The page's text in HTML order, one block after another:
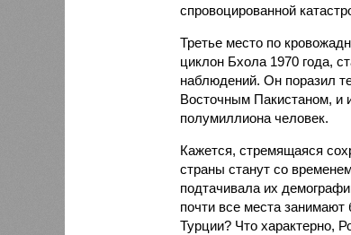
спровоцированной
Третье место по
циклон Бхола 1970 года,
наблюдений. Он поразил
Восточным Пакистаном, и
полумиллиона человек.
Кажется, стремящаяся
страны станут со
подтачивала их
почти все места
Турции? Что характерно,